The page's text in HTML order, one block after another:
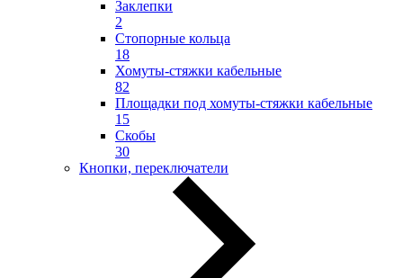
Заклепки
2
Стопорные кольца
18
Хомуты-стяжки кабельные
82
Площадки под хомуты-стяжки кабельные
15
Скобы
30
Кнопки, переключатели